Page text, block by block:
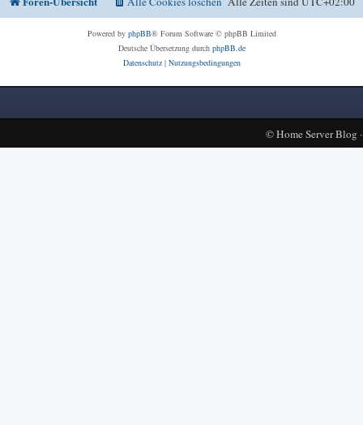
Powered by phpBB® Forum Software © phpBB Limited
Deutsche Übersetzung durch phpBB.de
Datenschutz| Nutzungsbedingungen
©Home Server Blog